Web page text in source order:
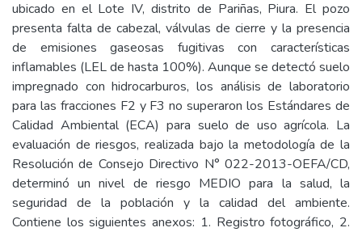
ubicado en el Lote IV, distrito de Pariñas, Piura. El pozo
presenta falta de cabezal, válvulas de cierre y la presencia
de emisiones gaseosas fugitivas con características
inflamables (LEL de hasta 100%). Aunque se detectó suelo
impregnado con hidrocarburos, los análisis de laboratorio
para las fracciones F2 y F3 no superaron los Estándares de
Calidad Ambiental (ECA) para suelo de uso agrícola. La
evaluación de riesgos, realizada bajo la metodología de la
Resolución de Consejo Directivo N° 022-2013-OEFA/CD,
determinó un nivel de riesgo MEDIO para la salud, la
seguridad de la población y la calidad del ambiente.
Contiene los siguientes anexos: 1. Registro fotográfico, 2.